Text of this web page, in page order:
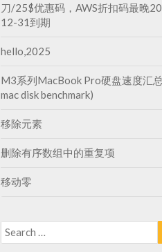
刀/25$优惠码，AWS折扣码最晚
12-31到期
hello,2025
M3系列MacBook Pro硬盘速度汇
mac disk benchmark)
移除元素
删除有序数组中的重复项
移动零
Search
for: